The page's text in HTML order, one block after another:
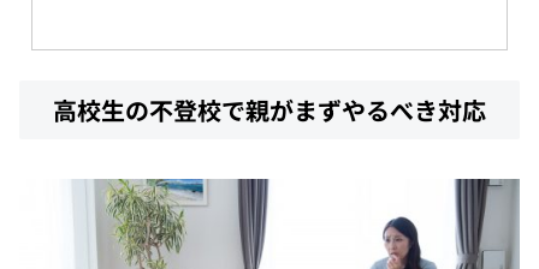
高校生の不登校で親がまずやるべき対応